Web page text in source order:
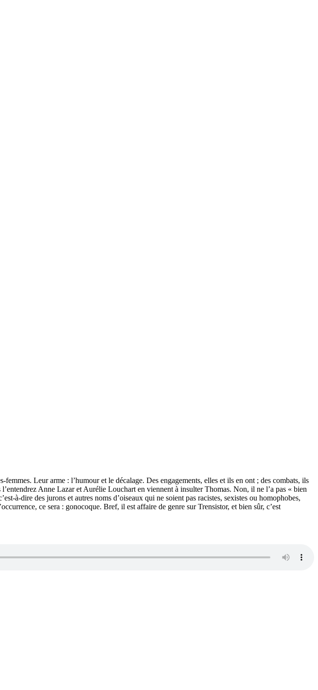
Leur arme : l’humour et le décalage. Des engagements, elles et ils en ont ; des combats, ils
Anne Lazar et Aurélie Louchart en viennent à insulter Thomas. Non, il ne l’a pas « bien
à-dire des jurons et autres noms d’oiseaux qui ne soient pas racistes, sexistes ou homophobes,
ce sera : gonocoque. Bref, il est affaire de genre sur Trensistor, et bien sûr, c’est